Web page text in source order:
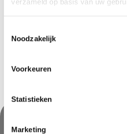
verzameld op basis van uw
Noodzakelijk
Voorkeuren
Statistieken
Marketing
Bamboestok 1 stuk